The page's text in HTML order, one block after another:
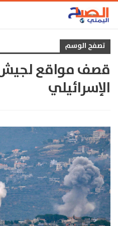
تصفح الوسم
قصف مواقع لجيش
الإسرائيلي